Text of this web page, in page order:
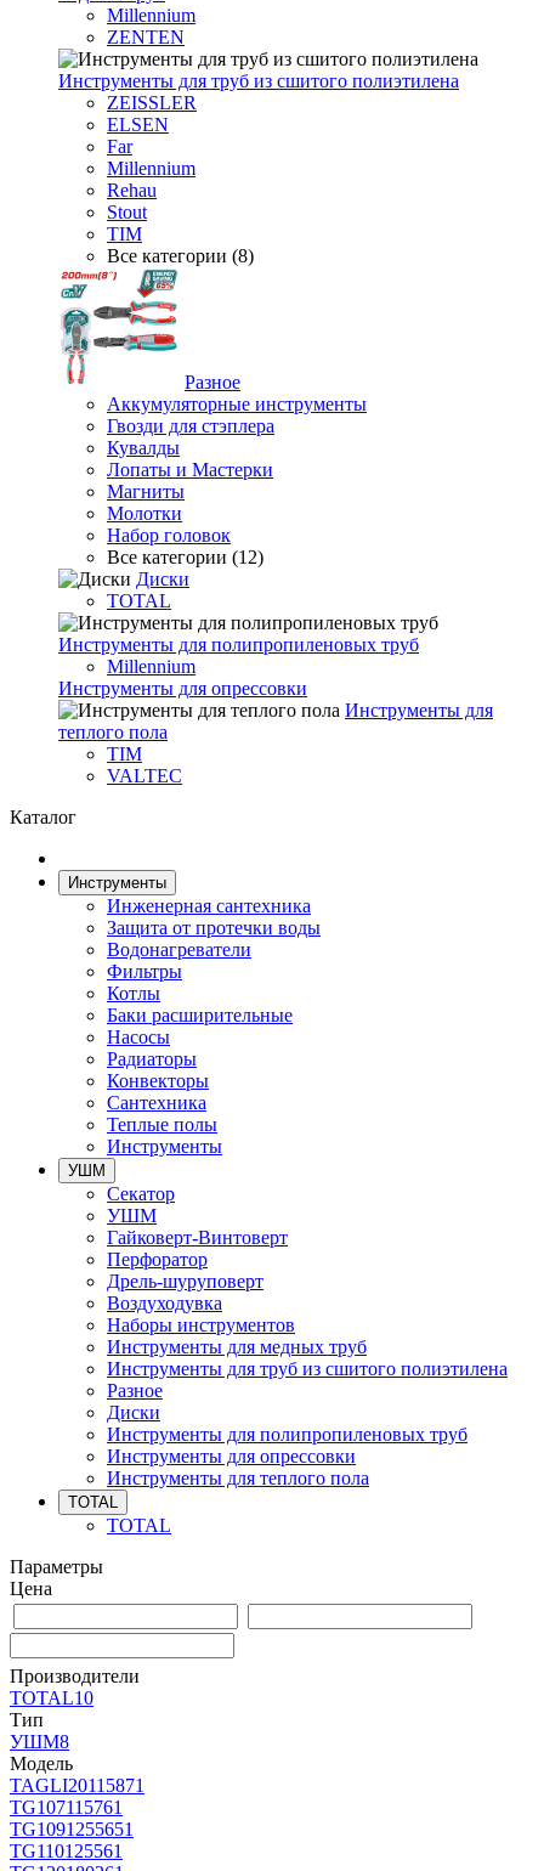
Millennium
ZENTEN
Инструменты для труб из сшитого полиэтилена
ZEISSLER
ELSEN
Far
Millennium
Rehau
Stout
TIM
Все категории (8)
Разное
Аккумуляторные инструменты
Гвозди для стэплера
Кувалды
Лопаты и Мастерки
Магниты
Молотки
Набор головок
Все категории (12)
Диски
TOTAL
Инструменты для полипропиленовых труб
Millennium
Инструменты для опрессовки
Инструменты для
теплого пола
TIM
VALTEC
Каталог
Инструменты
Инженерная сантехника
Защита от протечки воды
Водонагреватели
Фильтры
Котлы
Баки расширительные
Насосы
Радиаторы
Конвекторы
Сантехника
Теплые полы
Инструменты
УШМ
Секатор
УШМ
Гайковерт-Винтоверт
Перфоратор
Дрель-шуруповерт
Воздуходувка
Наборы инструментов
Инструменты для медных труб
Инструменты для труб из сшитого полиэтилена
Разное
Диски
Инструменты для полипропиленовых труб
Инструменты для опрессовки
Инструменты для теплого пола
TOTAL
TOTAL
Параметры
Цена
Производители
TOTAL10
Тип
УШМ8
Модель
TAGLI20115871
TG107115761
TG1091255651
TG110125561